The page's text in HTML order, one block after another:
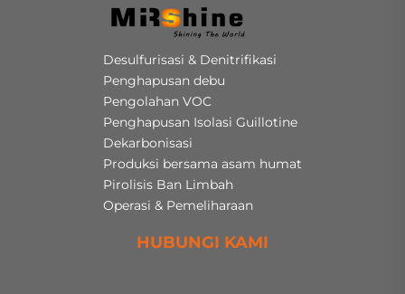
Desulfurisasi & Denitrifikasi
Penghapusan debu
Pengolahan VOC
Penghapusan Isolasi Guillotine
Dekarbonisasi
Produksi bersama asam humat
Pirolisis Ban Limbah
Operasi & Pemeliharaan
HUBUNGI KAMI